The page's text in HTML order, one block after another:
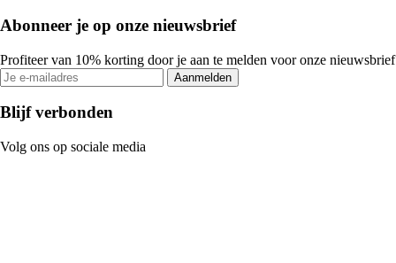
Abonneer je op onze nieuwsbrief
Profiteer van 10% korting door je aan te melden voor onze nieuwsbrief
Aanmelden
Blijf verbonden
Volg ons op sociale media